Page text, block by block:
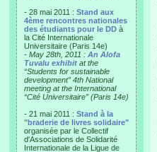
- 28 mai 2011 : Stand aux
4ème rencontres nationales
des étudiants pour le DD à
la Cité Internationale
Universitaire (Paris 14e)
- May 28th, 2011 : An Alofa
Tuvalu exhibit at the
“Students for sustainable
development” 4th National
meeting at the International
“Cité Universitaire” (Paris 14e)
- 21 mai 2011 : Stand à la
"braderie de livres solidaire"
organisée par le Collectif
d'Associations de Solidarité
Internationale de la Ligue de